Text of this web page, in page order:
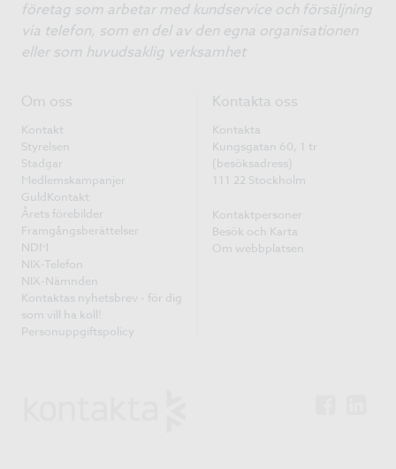
företag som arbetar med kundservice och försäljning
via telefon, som en del av den egna organisationen
eller som huvudsaklig verksamhet
Om oss
Kontakt
Styrelsen
Stadgar
Medlemskampanjer
GuldKontakt
Årets förebilder
Framgångsberättelser
NDM
NIX-Telefon
NIX-Nämnden
Kontaktas nyhetsbrev - för dig
som vill ha koll!
Personuppgiftspolicy
Kontakta oss
Kontakta
Kungsgatan 60, 1 tr
(besöksadress)
111 22 Stockholm
Kontaktpersoner
Besök och Karta
Om webbplatsen